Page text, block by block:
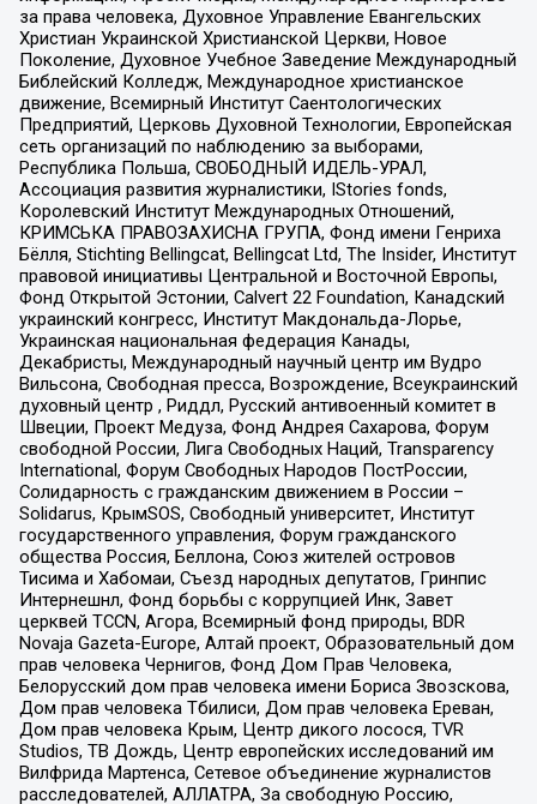
за права человека, Духовное Управление Евангельских
Христиан Украинской Христианской Церкви, Новое
Поколение, Духовное Учебное Заведение Международный
Библейский Колледж, Международное христианское
движение, Всемирный Институт Саентологических
Предприятий, Церковь Духовной Технологии, Европейская
сеть организаций по наблюдению за выборами,
Республика Польша, СВОБОДНЫЙ ИДЕЛЬ-УРАЛ,
Ассоциация развития журналистики, IStories fonds,
Королевский Институт Международных Отношений,
КРИМСЬКА ПРАВОЗАХИСНА ГРУПА, Фонд имени Генриха
Бёлля, Stichting Bellingcat, Bellingcat Ltd, The Insider, Институт
правовой инициативы Центральной и Восточной Европы,
Фонд Открытой Эстонии, Calvert 22 Foundation, Канадский
украинский конгресс, Институт Макдональда-Лорье,
Украинская национальная федерация Канады,
Декабристы, Международный научный центр им Вудро
Вильсона, Свободная пресса, Возрождение, Всеукраинский
духовный центр , Риддл, Русский антивоенный комитет в
Швеции, Проект Медуза, Фонд Андрея Сахарова, Форум
свободной России, Лига Свободных Наций, Transparеncy
International, Форум Свободных Народов ПостРоссии,
Солидарность с гражданским движением в России –
Solidarus, КрымSOS, Свободный университет, Институт
государственного управления, Форум гражданского
общества Россия, Беллона, Союз жителей островов
Тисима и Хабомаи, Съезд народных депутатов, Гринпис
Интернешнл, Фонд борьбы с коррупцией Инк, Завет
церквей TCCN, Агора, Всемирный фонд природы, BDR
Novaja Gazeta-Europe, Алтай проект, Образовательный дом
прав человека Чернигов, Фонд Дом Прав Человека,
Белорусский дом прав человека имени Бориса Звозскова,
Дом прав человека Тбилиси, Дом прав человека Ереван,
Дом прав человека Крым, Центр дикого лосося, TVR
Studios, ТВ Дождь, Центр европейских исследований им
Вилфрида Мартенса, Сетевое объединение журналистов
расследователей, АЛЛАТРА, За свободную Россию,